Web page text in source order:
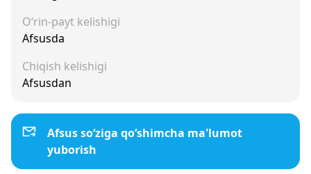
O‘rin-payt kelishigi
Afsusda
Chiqish kelishigi
Afsusdan
Afsus so‘ziga qo‘shimcha ma'lumot
yuborish